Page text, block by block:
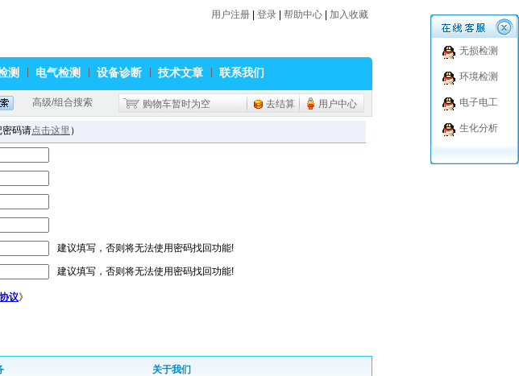
用户注册 登录 帮助中心 加入收藏
测 电气检测 设备诊断 技术文章 联系我们
高级/组合搜索 购物车暂时为空 去结算 用户中心
无损检测
环境检测
电子电工
生化分析
密码请点击这里 ）
建议填写，否则将无法使用密码找回功能!
建议填写，否则将无法使用密码找回功能!
议》
关于我们